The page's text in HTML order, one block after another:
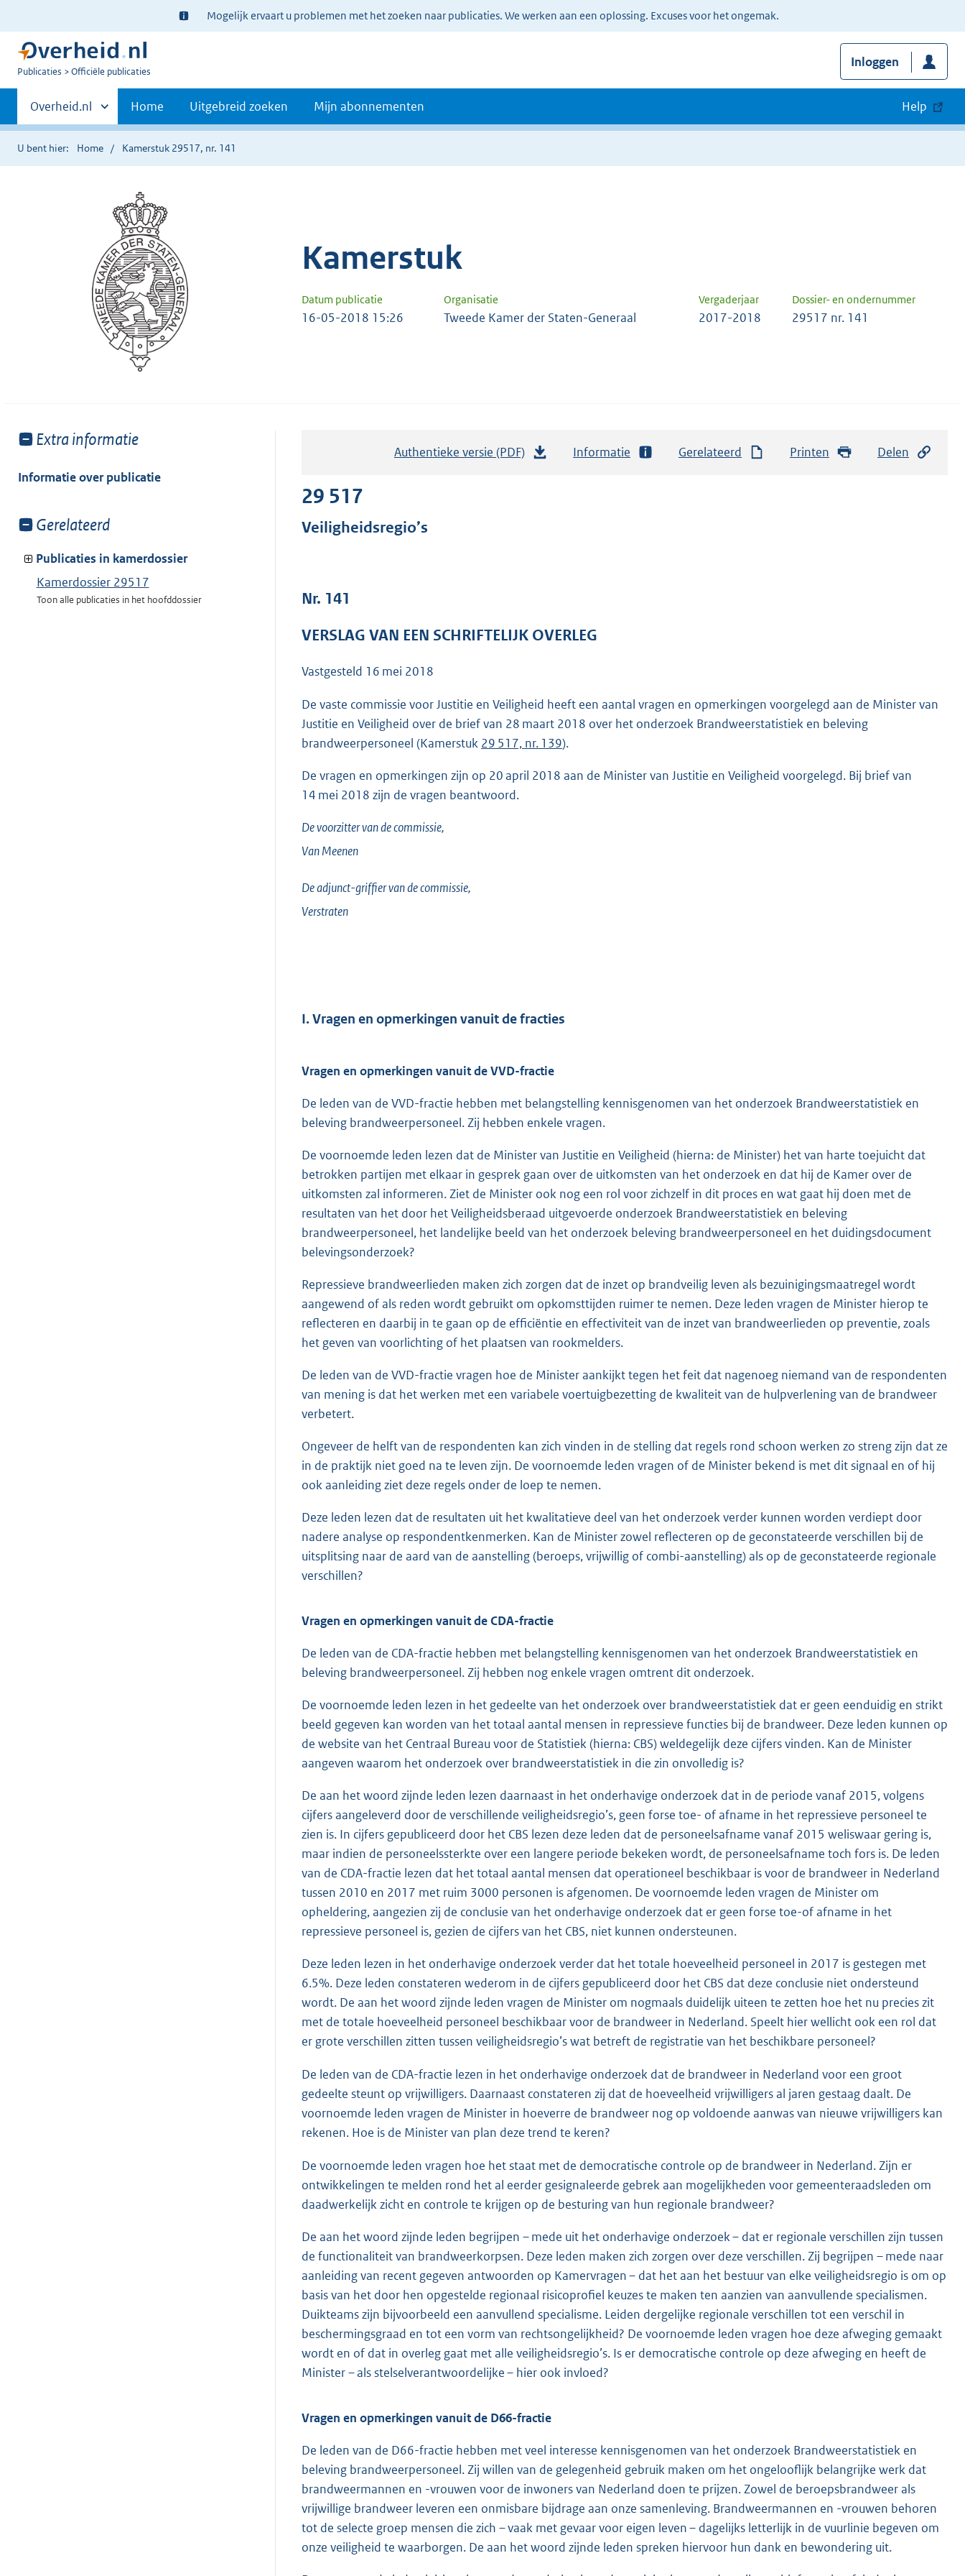
Ter
informatie:
Mogelijk ervaart u problemen met het zoeken naar publicaties. We werken aan een oplossing. Excuses voor het ongemak.
U
Publicaties Officiële publicaties
Inloggen
Primaire
navigatie
Andere
sites
binnen
Overheid.nl Home Uitgebreid zoeken Mijn abonnementen Help
U bent hier: Home Kamerstuk 29517, nr. 141
Kamerstuk
Datum publicatie Organisatie Vergaderjaar Dossier- en ondernummer
16-05-2018 15:26 Tweede Kamer der Staten-Generaal 2017-2018 29517 nr. 141
Toon
van:
Extra informatie
Informatie over publicatie
Toon
van:
Gerelateerd
Publicaties in kamerdossier
Kamerdossier 29517
Toon alle publicaties in het hoofddossier
Authentieke versie (PDF)
r
t
e
:
8
Informatie Gerelateerd Printen Delen
29 517
Veiligheidsregio’s
Nr. 141
VERSLAG VAN EEN SCHRIFTELIJK OVERLEG
Vastgesteld 16 mei 2018
De vaste commissie voor Justitie en Veiligheid heeft een aantal vragen en opmerkingen voorgelegd aan de Minister van
Justitie en Veiligheid over de brief van 28 maart 2018 over het onderzoek Brandweerstatistiek en beleving
brandweerpersoneel (Kamerstuk 29 517, nr. 139).
De vragen en opmerkingen zijn op 20 april 2018 aan de Minister van Justitie en Veiligheid voorgelegd. Bij brief van
14 mei 2018 zijn de vragen beantwoord.
De voorzitter van de commissie,
Van Meenen
De adjunct-griffier van de commissie,
Verstraten
I. Vragen en opmerkingen vanuit de fracties
Vragen en opmerkingen vanuit de VVD-fractie
De leden van de VVD-fractie hebben met belangstelling kennisgenomen van het onderzoek Brandweerstatistiek en
beleving brandweerpersoneel. Zij hebben enkele vragen.
De voornoemde leden lezen dat de Minister van Justitie en Veiligheid (hierna: de Minister) het van harte toejuicht dat
betrokken partijen met elkaar in gesprek gaan over de uitkomsten van het onderzoek en dat hij de Kamer over de
uitkomsten zal informeren. Ziet de Minister ook nog een rol voor zichzelf in dit proces en wat gaat hij doen met de
resultaten van het door het Veiligheidsberaad uitgevoerde onderzoek Brandweerstatistiek en beleving
brandweerpersoneel, het landelijke beeld van het onderzoek beleving brandweerpersoneel en het duidingsdocument
belevingsonderzoek?
Repressieve brandweerlieden maken zich zorgen dat de inzet op brandveilig leven als bezuinigingsmaatregel wordt
aangewend of als reden wordt gebruikt om opkomsttijden ruimer te nemen. Deze leden vragen de Minister hierop te
reflecteren en daarbij in te gaan op de efficiëntie en effectiviteit van de inzet van brandweerlieden op preventie, zoals
het geven van voorlichting of het plaatsen van rookmelders.
De leden van de VVD-fractie vragen hoe de Minister aankijkt tegen het feit dat nagenoeg niemand van de respondenten
van mening is dat het werken met een variabele voertuigbezetting de kwaliteit van de hulpverlening van de brandweer
verbetert.
Ongeveer de helft van de respondenten kan zich vinden in de stelling dat regels rond schoon werken zo streng zijn dat ze
in de praktijk niet goed na te leven zijn. De voornoemde leden vragen of de Minister bekend is met dit signaal en of hij
ook aanleiding ziet deze regels onder de loep te nemen.
Deze leden lezen dat de resultaten uit het kwalitatieve deel van het onderzoek verder kunnen worden verdiept door
nadere analyse op respondentkenmerken. Kan de Minister zowel reflecteren op de geconstateerde verschillen bij de
uitsplitsing naar de aard van de aanstelling (beroeps, vrijwillig of combi-aanstelling) als op de geconstateerde regionale
verschillen?
Vragen en opmerkingen vanuit de CDA-fractie
De leden van de CDA-fractie hebben met belangstelling kennisgenomen van het onderzoek Brandweerstatistiek en
beleving brandweerpersoneel. Zij hebben nog enkele vragen omtrent dit onderzoek.
De voornoemde leden lezen in het gedeelte van het onderzoek over brandweerstatistiek dat er geen eenduidig en strikt
beeld gegeven kan worden van het totaal aantal mensen in repressieve functies bij de brandweer. Deze leden kunnen op
de website van het Centraal Bureau voor de Statistiek (hierna: CBS) weldegelijk deze cijfers vinden. Kan de Minister
aangeven waarom het onderzoek over brandweerstatistiek in die zin onvolledig is?
De aan het woord zijnde leden lezen daarnaast in het onderhavige onderzoek dat in de periode vanaf 2015, volgens
cijfers aangeleverd door de verschillende veiligheidsregio’s, geen forse toe- of afname in het repressieve personeel te
zien is. In cijfers gepubliceerd door het CBS lezen deze leden dat de personeelsafname vanaf 2015 weliswaar gering is,
maar indien de personeelssterkte over een langere periode bekeken wordt, de personeelsafname toch fors is. De leden
van de CDA-fractie lezen dat het totaal aantal mensen dat operationeel beschikbaar is voor de brandweer in Nederland
tussen 2010 en 2017 met ruim 3000 personen is afgenomen. De voornoemde leden vragen de Minister om
opheldering, aangezien zij de conclusie van het onderhavige onderzoek dat er geen forse toe-of afname in het
repressieve personeel is, gezien de cijfers van het CBS, niet kunnen ondersteunen.
Deze leden lezen in het onderhavige onderzoek verder dat het totale hoeveelheid personeel in 2017 is gestegen met
6.5%. Deze leden constateren wederom in de cijfers gepubliceerd door het CBS dat deze conclusie niet ondersteund
wordt. De aan het woord zijnde leden vragen de Minister om nogmaals duidelijk uiteen te zetten hoe het nu precies zit
met de totale hoeveelheid personeel beschikbaar voor de brandweer in Nederland. Speelt hier wellicht ook een rol dat
er grote verschillen zitten tussen veiligheidsregio’s wat betreft de registratie van het beschikbare personeel?
De leden van de CDA-fractie lezen in het onderhavige onderzoek dat de brandweer in Nederland voor een groot
gedeelte steunt op vrijwilligers. Daarnaast constateren zij dat de hoeveelheid vrijwilligers al jaren gestaag daalt. De
voornoemde leden vragen de Minister in hoeverre de brandweer nog op voldoende aanwas van nieuwe vrijwilligers kan
rekenen. Hoe is de Minister van plan deze trend te keren?
De voornoemde leden vragen hoe het staat met de democratische controle op de brandweer in Nederland. Zijn er
ontwikkelingen te melden rond het al eerder gesignaleerde gebrek aan mogelijkheden voor gemeenteraadsleden om
daadwerkelijk zicht en controle te krijgen op de besturing van hun regionale brandweer?
De aan het woord zijnde leden begrijpen – mede uit het onderhavige onderzoek – dat er regionale verschillen zijn tussen
de functionaliteit van brandweerkorpsen. Deze leden maken zich zorgen over deze verschillen. Zij begrijpen – mede naar
aanleiding van recent gegeven antwoorden op Kamervragen – dat het aan het bestuur van elke veiligheidsregio is om op
basis van het door hen opgestelde regionaal risicoprofiel keuzes te maken ten aanzien van aanvullende specialismen.
Duikteams zijn bijvoorbeeld een aanvullend specialisme. Leiden dergelijke regionale verschillen tot een verschil in
beschermingsgraad en tot een vorm van rechtsongelijkheid? De voornoemde leden vragen hoe deze afweging gemaakt
wordt en of dat in overleg gaat met alle veiligheidsregio’s. Is er democratische controle op deze afweging en heeft de
Minister – als stelselverantwoordelijke – hier ook invloed?
Vragen en opmerkingen vanuit de D66-fractie
De leden van de D66-fractie hebben met veel interesse kennisgenomen van het onderzoek Brandweerstatistiek en
beleving brandweerpersoneel. Zij willen van de gelegenheid gebruik maken om het ongelooflijk belangrijke werk dat
brandweermannen en -vrouwen voor de inwoners van Nederland doen te prijzen. Zowel de beroepsbrandweer als
vrijwillige brandweer leveren een onmisbare bijdrage aan onze samenleving. Brandweermannen en -vrouwen behoren
tot de selecte groep mensen die zich – vaak met gevaar voor eigen leven – dagelijks letterlijk in de vuurlinie begeven om
onze veiligheid te waarborgen. De aan het woord zijnde leden spreken hiervoor hun dank en bewondering uit.